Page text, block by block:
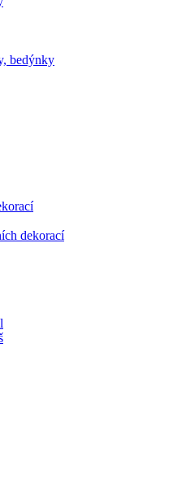
bedýnky
dekorací